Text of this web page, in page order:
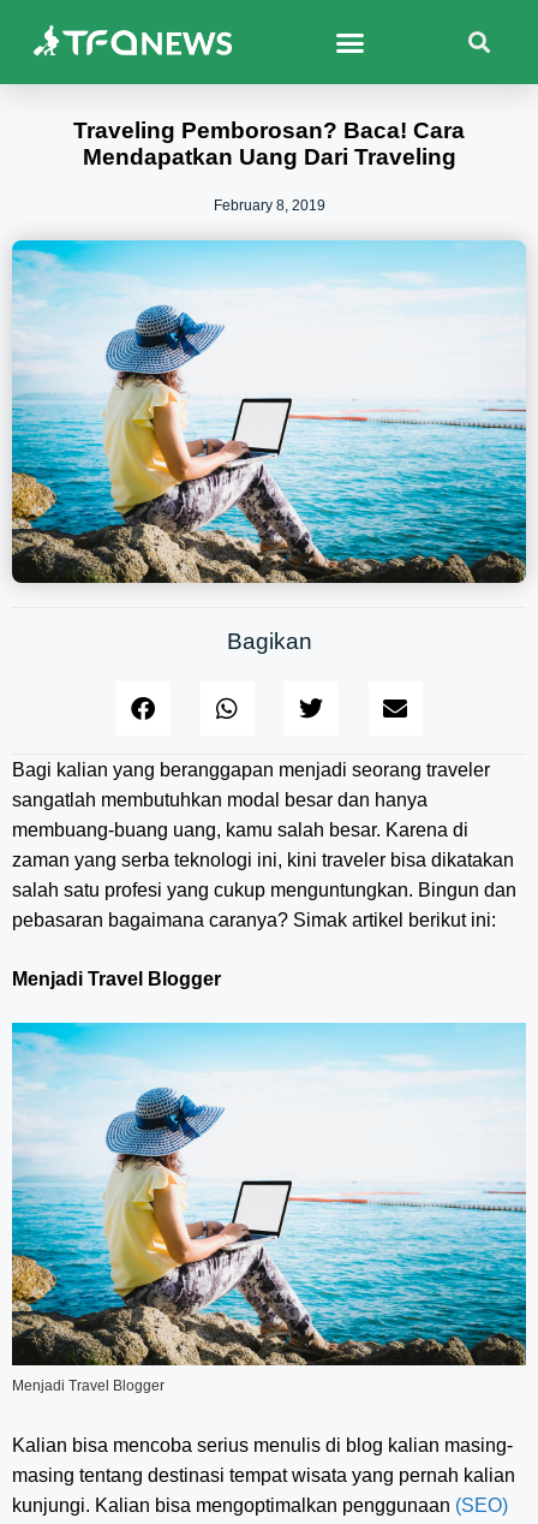
Traveling Pemborosan? Baca! Cara
Mendapatkan Uang Dari Traveling
February 8, 2019
Bagikan
Bagi kalian yang beranggapan menjadi seorang traveler
sangatlah membutuhkan modal besar dan hanya
membuang-buang uang, kamu salah besar. Karena di
zaman yang serba teknologi ini, kini traveler bisa dikatakan
salah satu profesi yang cukup menguntungkan. Bingun dan
pebasaran bagaimana caranya? Simak artikel berikut ini:
Menjadi Travel Blogger
Menjadi Travel Blogger
Kalian bisa mencoba serius menulis di blog kalian masing-
masing tentang destinasi tempat wisata yang pernah kalian
kunjungi. Kalian bisa mengoptimalkan penggunaan (SEO)